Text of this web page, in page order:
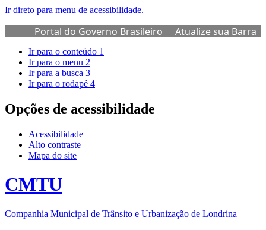
Ir direto para menu de acessibilidade.
Portal do Governo Brasileiro
Atualize sua Barra
de Governo
Ir para o conteúdo 1
Ir para o menu 2
Ir para a busca 3
Ir para o rodapé 4
Opções de acessibilidade
Acessibilidade
Alto contraste
Mapa do site
CMTU
Companhia Municipal de Trânsito e Urbanização de Londrina